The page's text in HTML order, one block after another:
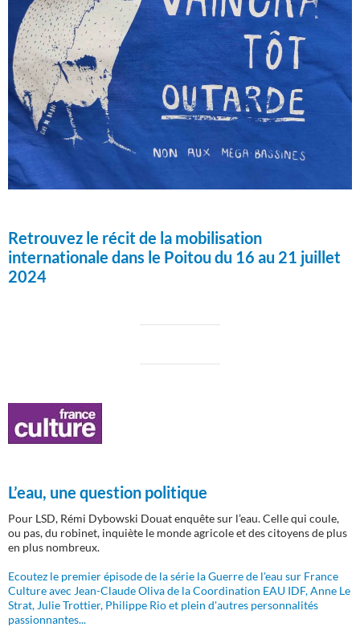
Retrouvez le récit de la mobilisation
internationale dans le Poitou du 16 au 21 juillet
2024
L’eau, une question politique
Pour LSD, Rémi Dybowski Douat enquête sur l’eau. Celle qui coule,
ou pas, du robinet, inquiète le monde agricole et des citoyens de plus
en plus nombreux.
Ecoutez le premier épisode de la série la Guerre de l'eau sur France
Culture avec Jean-Claude Oliva de la Coordination EAU IDF, Anne Le
Strat, Julie Trottier, Philippe Rio et plein d'autres personnalités
passionnantes...